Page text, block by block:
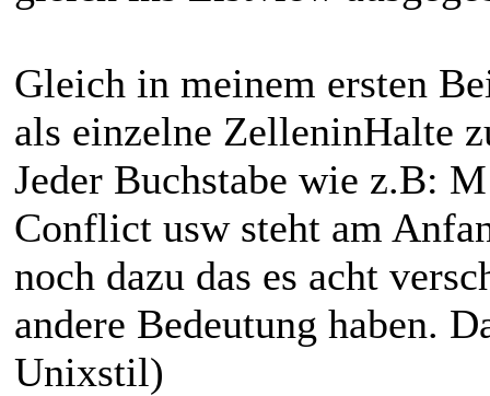
Gleich in meinem ersten
als einzelne ZelleninHalte
Jeder Buchstabe wie z.B:
Conflict usw steht am
noch dazu das es acht
andere Bedeutung haben.
Unixstil)